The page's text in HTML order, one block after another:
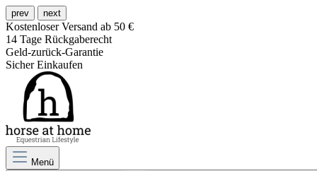
prev next
Kostenloser Versand ab 50 €
14 Tage Rückgaberecht
Geld-zurück-Garantie
Sicher Einkaufen
Menü